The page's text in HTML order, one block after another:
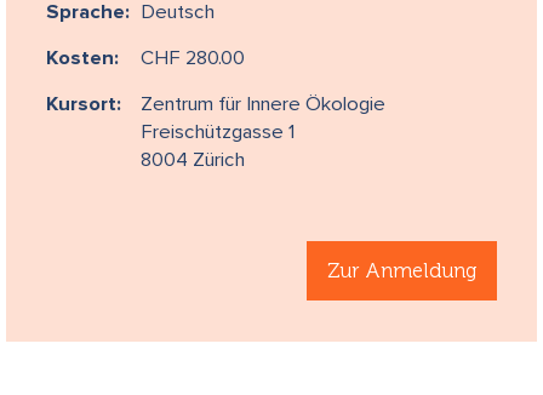
Sprache: Deutsch
Kosten: CHF 280.00
Kursort:
Zentrum für Innere Ökologie
Freischützgasse 1
8004 Zürich
Zur Anmeldung